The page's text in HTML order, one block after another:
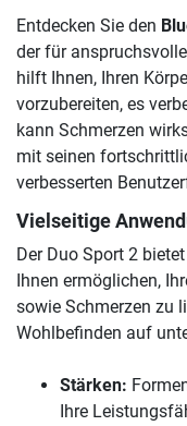
Entdecken Sie den
der für
hilft Ihnen, Ihren
vorzubereiten, es
kann Schmerzen
mit seinen
verbesserten
Vielseitige
Der Duo Sport 2
Ihnen ermöglichen,
sowie Schmerzen zu
Wohlbefinden auf
Stärken:
Ihre